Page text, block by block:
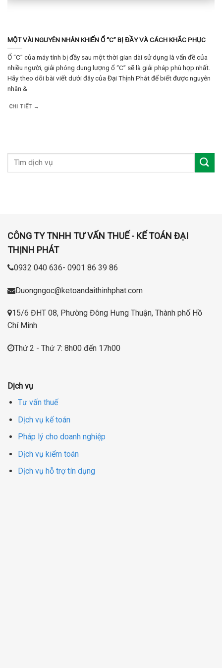
MỘT VÀI NGUYÊN NHÂN KHIẾN Ổ “C” BỊ ĐẦY VÀ CÁCH KHẮC PHỤC
Ổ “C” của máy tính bị đầy sau một thời gian dài sử dụng là vấn đề của
nhiều người, giải phóng dung lượng ổ “C” sẽ là giải pháp phù hợp nhất.
Hãy theo dõi bài viết dưới đây của Đại Thịnh Phát để biết được nguyên
nhân &
CHI TIẾT →
CÔNG TY TNHH TƯ VẤN THUẾ - KẾ TOÁN ĐẠI
THỊNH PHÁT
0932 040 636- 0901 86 39 86
Duongngoc@ketoandaithinhphat.com
15/6 ĐHT 08, Phường Đông Hưng Thuận, Thành phố Hồ
Chí Minh
Thứ 2 - Thứ 7: 8h00 đến 17h00
Dịch vụ
Tư vấn thuế
Dịch vụ kế toán
Pháp lý cho doanh nghiệp
Dịch vụ kiểm toán
Dịch vụ hỗ trợ tín dụng